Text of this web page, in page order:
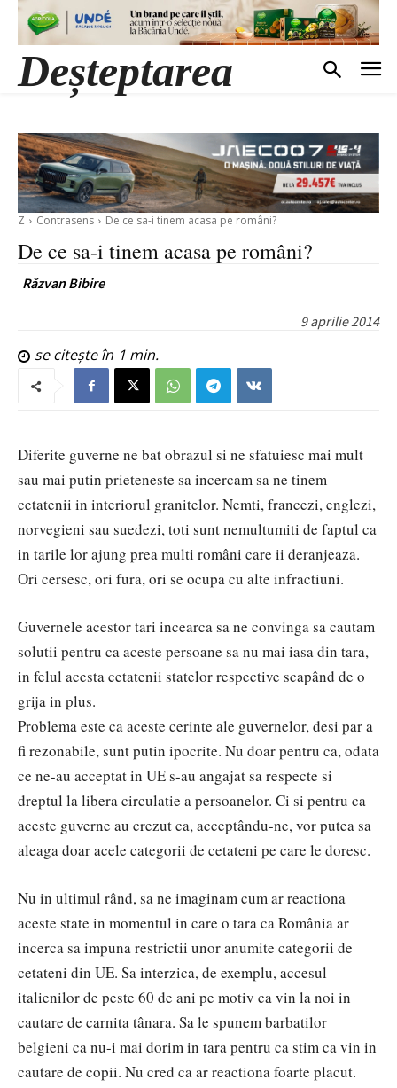
Deșteptarea
Z Contrasens De ce sa-i tinem acasa pe români?
De ce sa-i tinem acasa pe români?
Răzvan Bibire
9 aprilie 2014
se citește în 1 min.
Diferite guverne ne bat obrazul si ne sfatuiesc mai mult
sau mai putin prieteneste sa incercam sa ne tinem
cetatenii in interiorul granitelor. Nemti, francezi, englezi,
norvegieni sau suedezi, toti sunt nemultumiti de faptul ca
in tarile lor ajung prea multi români care ii deranjeaza.
Ori cersesc, ori fura, ori se ocupa cu alte infractiuni.
Guvernele acestor tari incearca sa ne convinga sa cautam
solutii pentru ca aceste persoane sa nu mai iasa din tara,
in felul acesta cetatenii statelor respective scapând de o
grija in plus.
Problema este ca aceste cerinte ale guvernelor, desi par a
fi rezonabile, sunt putin ipocrite. Nu doar pentru ca, odata
ce ne-au acceptat in UE s-au angajat sa respecte si
dreptul la libera circulatie a persoanelor. Ci si pentru ca
aceste guverne au crezut ca, acceptându-ne, vor putea sa
aleaga doar acele categorii de cetateni pe care le doresc.
Nu in ultimul rând, sa ne imaginam cum ar reactiona
aceste state in momentul in care o tara ca România ar
incerca sa impuna restrictii unor anumite categorii de
cetateni din UE. Sa interzica, de exemplu, accesul
italienilor de peste 60 de ani pe motiv ca vin la noi in
cautare de carnita tânara. Sa le spunem barbatilor
belgieni ca nu-i mai dorim in tara pentru ca stim ca vin in
cautare de copii. Nu cred ca ar reactiona foarte placut.